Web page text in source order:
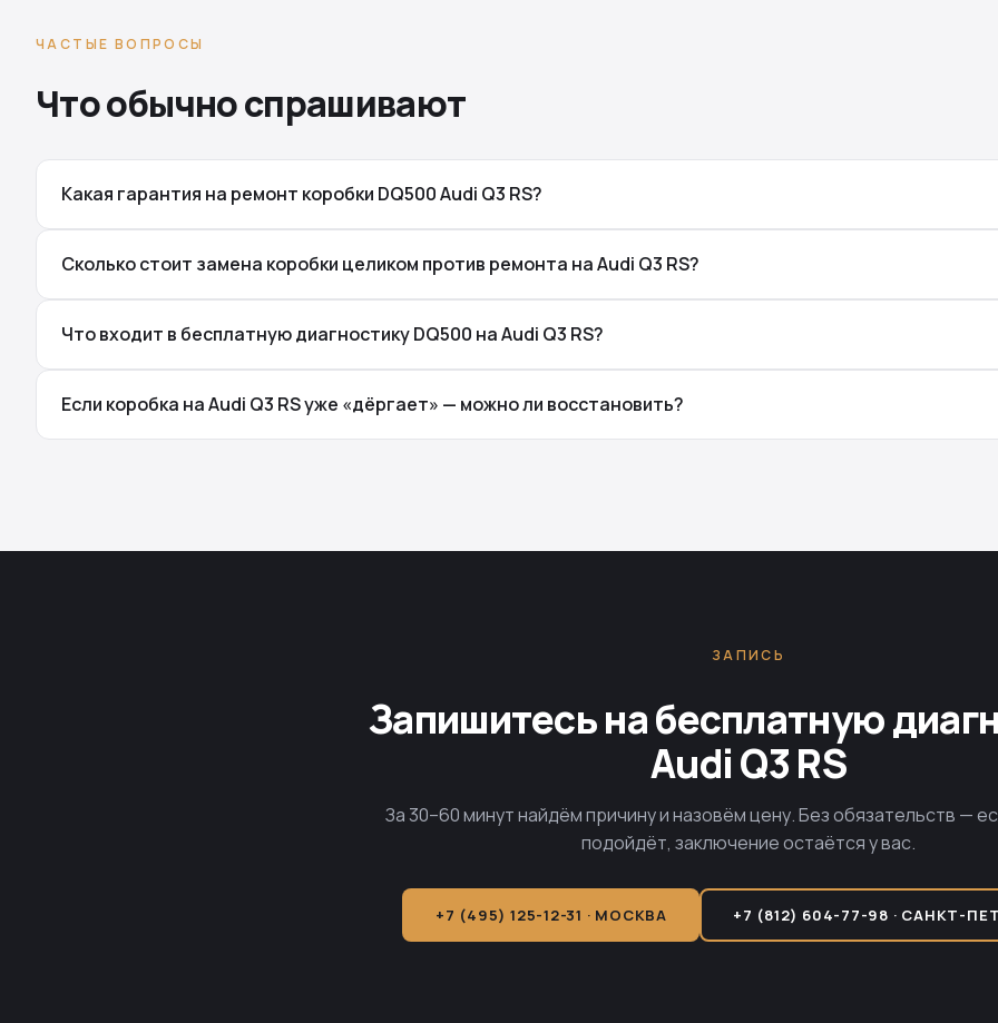
ЧАСТЫЕ ВОПРОСЫ
Что обычно спрашивают
Какая гарантия на ремонт коробки DQ500 Audi Q3 RS?
Сколько стоит замена коробки целиком против ремонта на Audi Q3 RS?
Что входит в бесплатную диагностику DQ500 на Audi Q3 RS?
Если коробка на Audi Q3 RS уже «дёргает» — можно ли восстановить?
ЗАПИСЬ
Запишитесь на бесплатную
Audi Q3 RS
За 30–60 минут найдём причину и назовём цену. Без обязательств —
подойдёт, заключение остаётся у вас.
+7 (495) 125-12-31 · МОСКВА +7 (812) 604-77-98 · САНКТ-